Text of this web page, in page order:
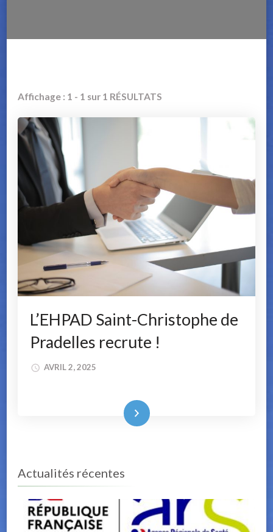
Affichage : 1 - 1 sur 1 RÉSULTATS
L’EHPAD Saint-Christophe de
Pradelles recrute !
AVRIL 2, 2025
Lire la suite
Actualités récentes